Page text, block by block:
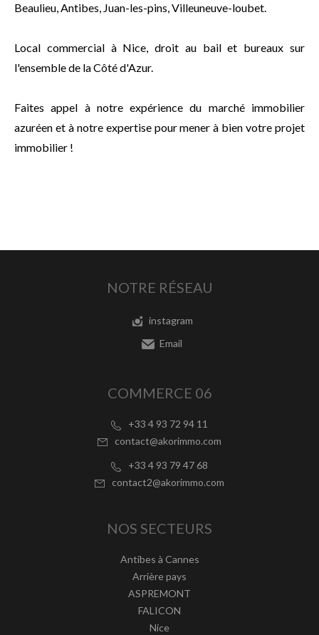
Beaulieu, Antibes, Juan-les-pins, Villeuneuve-loubet.
Local commercial à Nice, droit au bail et bureaux sur
l'ensemble de la Côté d'Azur.
Faites appel à notre expérience du marché immobilier
azuréen et à notre expertise pour mener à bien votre projet
immobilier !
NOTRE RÉSEAU
instagram
Email
COMMERCE 06
+33 4 93 72 94 11
contact@akorimmo.com
+33 4 93 79 47 68
contact2@akorimmo.com
NOS SECTEURS
Antibes à Cannes
Arrière pays
ASPREMONT
FALICON
Nice